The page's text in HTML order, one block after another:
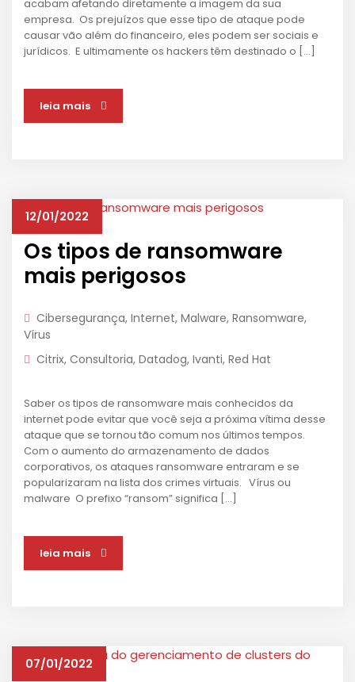
acabam afetando diretamente a imagem da sua
empresa. Os prejuízos que esse tipo de ataque pode
causar vão além do financeiro, eles podem ser sociais e
jurídicos. E ultimamente os hackers têm destinado o […]
leia mais
12/01/2022
Os tipos de ransomware
mais perigosos
Cibersegurança, Internet, Malware, Ransomware,
Vírus
Citrix, Consultoria, Datadog, Ivanti, Red Hat
Saber os tipos de ransomware mais conhecidos da
internet pode evitar que você seja a próxima vítima desse
ataque que se tornou tão comum nos últimos tempos.
Com o aumento do armazenamento de dados
corporativos, os ataques ransomware entraram e se
popularizaram na lista dos crimes virtuais. Vírus ou
malware O prefixo “ransom” significa […]
leia mais
07/01/2022